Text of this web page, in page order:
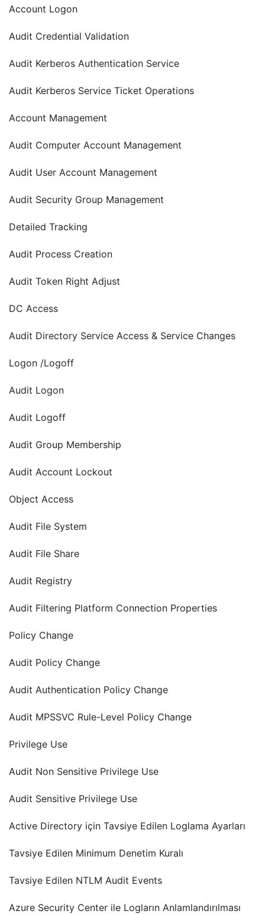
Account Logon
Audit Credential Validation
Audit Kerberos Authentication Service
Audit Kerberos Service Ticket Operations
Account Management
Audit Computer Account Management
Audit User Account Management
Audit Security Group Management
Detailed Tracking
Audit Process Creation
Audit Token Right Adjust
DC Access
Audit Directory Service Access & Service Changes
Logon /Logoff
Audit Logon
Audit Logoff
Audit Group Membership
Audit Account Lockout
Object Access
Audit File System
Audit File Share
Audit Registry
Audit Filtering Platform Connection Properties
Policy Change
Audit Policy Change
Audit Authentication Policy Change
Audit MPSSVC Rule-Level Policy Change
Privilege Use
Audit Non Sensitive Privilege Use
Audit Sensitive Privilege Use
Active Directory için Tavsiye Edilen Loglama Ayarları
Tavsiye Edilen Minimum Denetim Kuralı
Tavsiye Edilen NTLM Audit Events
Azure Security Center ile Logların Anlamlandırılması